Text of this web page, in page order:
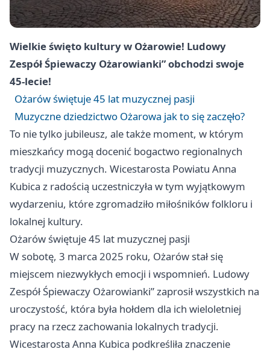
Wielkie święto kultury w Ożarowie! Ludowy
Zespół Śpiewaczy Ożarowianki” obchodzi swoje
45-lecie!
Ożarów świętuje 45 lat muzycznej pasji
Muzyczne dziedzictwo Ożarowa jak to się zaczęło?
To nie tylko jubileusz, ale także moment, w którym
mieszkańcy mogą docenić bogactwo regionalnych
tradycji muzycznych. Wicestarosta Powiatu Anna
Kubica z radością uczestniczyła w tym wyjątkowym
wydarzeniu, które zgromadziło miłośników folkloru i
lokalnej kultury.
Ożarów świętuje 45 lat muzycznej pasji
W sobotę, 3 marca 2025 roku, Ożarów stał się
miejscem niezwykłych emocji i wspomnień. Ludowy
Zespół Śpiewaczy Ożarowianki” zaprosił wszystkich na
uroczystość, która była hołdem dla ich wieloletniej
pracy na rzecz zachowania lokalnych tradycji.
Wicestarosta Anna Kubica podkreśliła znaczenie